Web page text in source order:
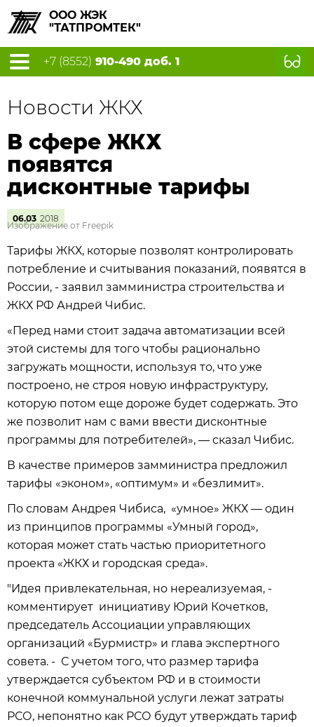
ООО ЖЭК
"ТАТПРОМТЕК"
+7 (8552) 910-490 доб. 1
Новости ЖКХ
В сфере ЖКХ
появятся
дисконтные тарифы
06.03 2018
Изображение от Freepik
Тарифы ЖКХ, которые позволят контролировать
потребление и считывания показаний, появятся в
России, - заявил замминистра строительства и
ЖКХ РФ Андрей Чибис.
«Перед нами стоит задача автоматизации всей
этой системы для того чтобы рационально
загружать мощности, используя то, что уже
построено, не строя новую инфраструктуру,
которую потом еще дороже будет содержать. Это
же позволит нам с вами ввести дисконтные
программы для потребителей», — сказал Чибис.
В качестве примеров замминистра предложил
тарифы «эконом», «оптимум» и «безлимит».
По словам Андрея Чибиса, «умное» ЖКХ — один
из принципов программы «Умный город»,
которая может стать частью приоритетного
проекта «ЖКХ и городская среда».
"Идея привлекательная, но нереализуемая, -
комментирует инициативу Юрий Кочетков,
председатель Ассоциации управляющих
организаций «Бурмистр» и глава экспертного
совета. - С учетом того, что размер тарифа
утверждается субъектом РФ и в стоимости
конечной коммунальной услуги лежат затраты
РСО, непонятно как РСО будут утверждать тариф